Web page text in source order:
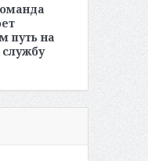
путь на